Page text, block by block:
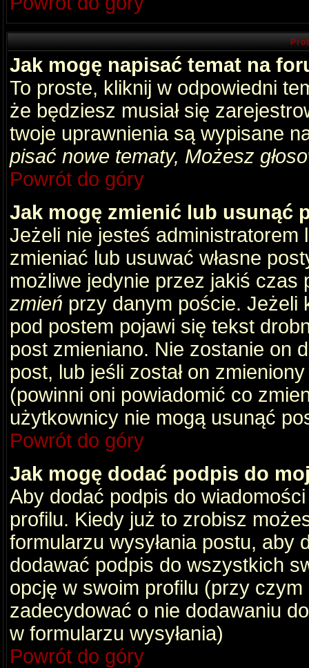
Jak mogę napisać temat na
To proste, kliknij w odpowiedni
że będziesz musiał się
twoje uprawnienia są wypisane
pisać nowe tematy, Możesz
Powrót do góry
Jak mogę zmienić lub usunąć
Jeżeli nie jesteś
zmieniać lub usuwać własne
możliwe jedynie przez jakiś
zmień przy danym poście. Jeżeli
pod postem pojawi się tekst
post zmieniano. Nie zostanie on
post, lub jeśli został on
(powinni oni powiadomić co
użytkownicy nie mogą usunąć
Powrót do góry
Jak mogę dodać podpis do
Aby dodać podpis do
profilu. Kiedy już to zrobisz
formularzu wysyłania postu,
dodawać podpis do wszystkich
opcję w swoim profilu (przy
zadecydować o nie dodawaniu
w formularzu wysyłania)
Powrót do góry